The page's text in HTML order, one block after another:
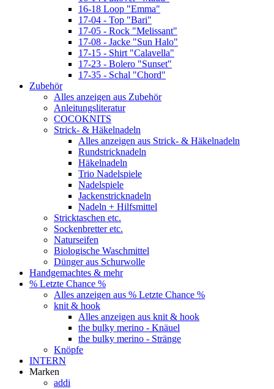
16-18 Loop "Emma"
17-04 - Top "Bari"
17-05 - Rock "Melissant"
17-08 - Jacke "Sun Halo"
17-15 - Shirt "Calavella"
17-23 - Bolero "Sunset"
17-35 - Schal "Chord"
Zubehör
Alles anzeigen aus Zubehör
Anleitungsliteratur
COCOKNITS
Strick- & Häkelnadeln
Alles anzeigen aus Strick- & Häkelnadeln
Rundstricknadeln
Häkelnadeln
Trio Nadelspiele
Nadelspiele
Jackenstricknadeln
Nadeln + Hilfsmittel
Stricktaschen etc.
Sockenbretter etc.
Naturseifen
Biologische Waschmittel
Dünger aus Schurwolle
Handgemachtes & mehr
% Letzte Chance %
Alles anzeigen aus % Letzte Chance %
knit & hook
Alles anzeigen aus knit & hook
the bulky merino - Knäuel
the bulky merino - Stränge
Knöpfe
INTERN
Marken
addi